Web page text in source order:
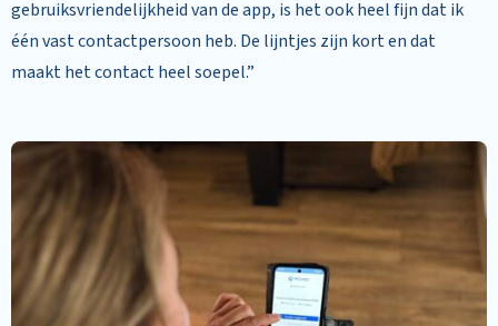
gebruiksvriendelijkheid van de app, is het ook heel fijn dat ik
één vast contactpersoon heb. De lijntjes zijn kort en dat
maakt het contact heel soepel.”